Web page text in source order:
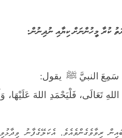
سَمِعَ النبيَّ ﷺ يقول:
تَعَالَى، فَلْيَحْمَدِ اللهَ
ރިވާވެގެންވެއެވެ. އެކަލޭގެފާނު